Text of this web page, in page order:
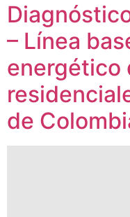
– Línea
energético
de